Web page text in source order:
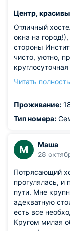
Центр,
Отличный
окна на
стороны
чисто, уютно,
обувь!)
здания,
точнее описать
Читать
Проживание:
Тип номера:
М
Маша
28
Потрясающий
прогулялась, и
пути. Мне
адекватную
есть все
Кругом милая